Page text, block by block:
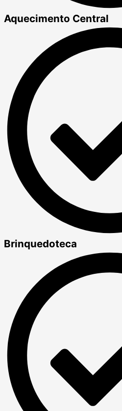
Aquecimento Central
Brinquedoteca